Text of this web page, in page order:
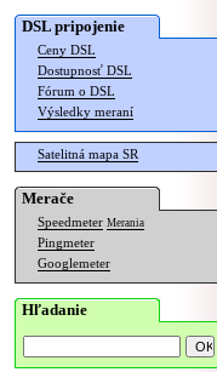
DSL pripojenie
Ceny DSL
Dostupnosť DSL
Fórum o DSL
Výsledky meraní
Satelitná mapa SR
Merače
Speedmeter Merania
Pingmeter
Googlemeter
Hľadanie